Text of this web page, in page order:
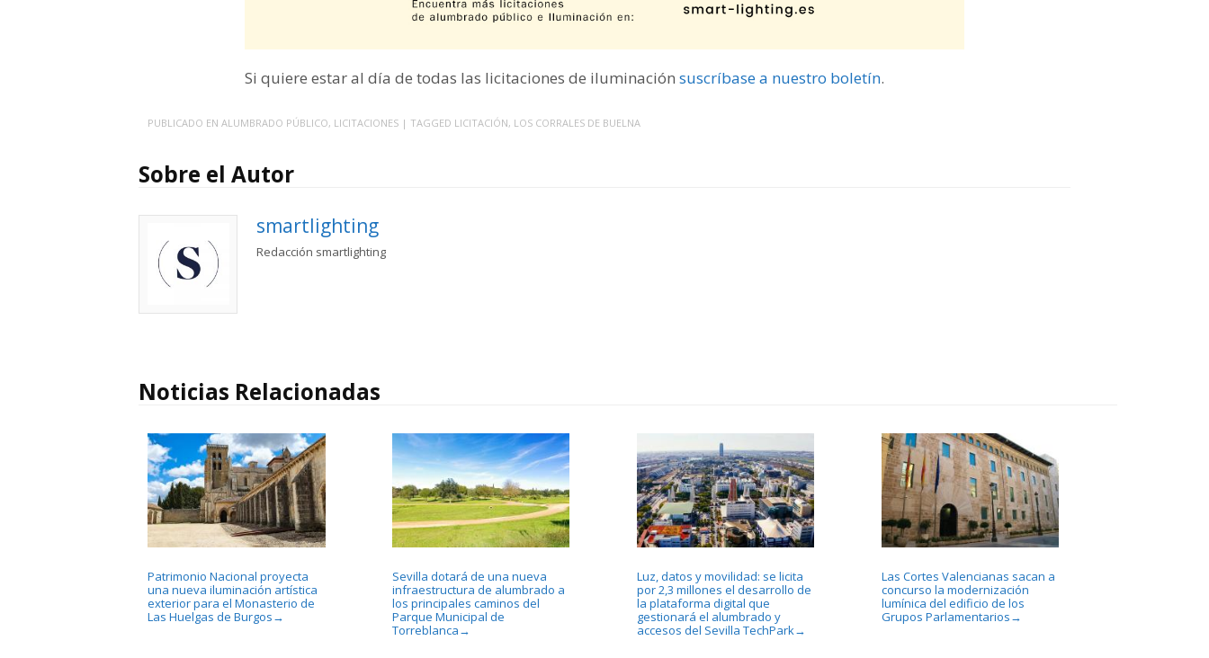
Si quiere estar al día de todas las licitaciones de iluminación suscríbase a nuestro boletín.
PUBLICADO EN ALUMBRADO PÚBLICO, LICITACIONES | TAGGED LICITACIÓN, LOS CORRALES DE BUELNA
Sobre el Autor
smartlighting
Redacción smartlighting
Noticias Relacionadas
Patrimonio Nacional proyecta
una nueva iluminación artística
exterior para el Monasterio de
Las Huelgas de Burgos →
Sevilla dotará de una nueva
infraestructura de alumbrado a
los principales caminos del
Parque Municipal de
Torreblanca →
Luz, datos y movilidad: se licita
por 2,3 millones el desarrollo de
la plataforma digital que
gestionará el alumbrado y
accesos del Sevilla TechPark→
Las Cortes Valencianas sacan a
concurso la modernización
lumínica del edificio de los
Grupos Parlamentarios →